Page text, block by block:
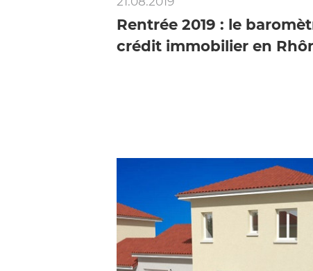
Rentrée 2019 : le
crédit immobilier en